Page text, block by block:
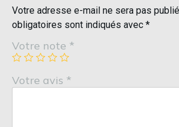
Votre adresse e-mail ne sera pas
obligatoires sont indiqués avec *
Votre note *
Votre avis *